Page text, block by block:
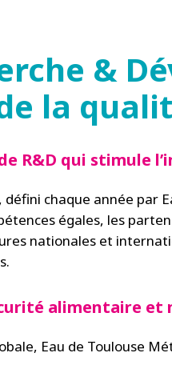
&
la
R&D qui stimule
défini chaque année par
égales, les
nationales et
alimentaire et
Eau de Toulouse